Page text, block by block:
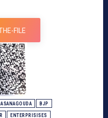
FILE
BJP
ENTERPRISISES